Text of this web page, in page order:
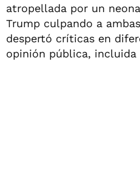
atropellada por un
Trump culpando a
despertó críticas en
opinión pública, incluida